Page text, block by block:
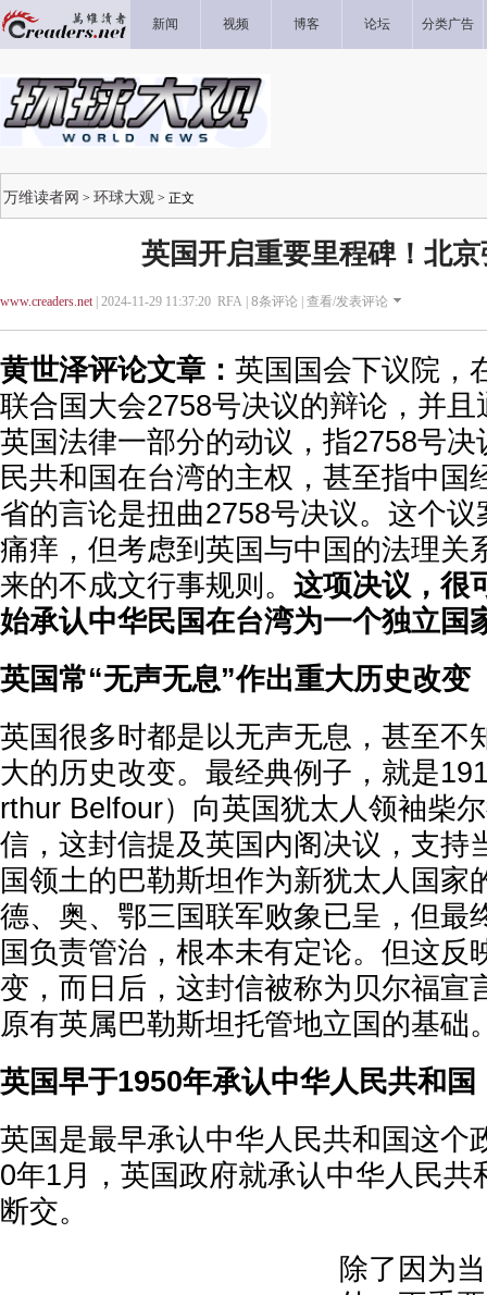
新闻 视频 博客 论坛 分类广告
万维读者网 > 环球大观 > 正文
英国开启重要里程碑！北
www.creaders.net| 2024-11-29 11:37:20 RFA | 8条评论 | 查看/发表评论
黄世泽评论文章： 英国国会下议院，
联合国大会2758号决议的辩论，并
英国法律一部分的动议，指2758号
民共和国在台湾的主权，甚至指中国
省的言论是扭曲2758号决议。这个
痛痒，但考虑到英国与中国的法理关
来的不成文行事规则。 这项决议，很
始承认中华民国在台湾为一个独立国
英国常“无声无息”作出重大历史改变
英国很多时都是以无声无息，甚至不
大的历史改变。最经典例子，就是
rthur Belfour）向英国犹太人领袖柴
信，这封信提及英国内阁决议，支持
国领土的巴勒斯坦作为新犹太人国家
德、奥、鄂三国联军败象已呈，但最
国负责管治，根本未有定论。但这反
变，而日后，这封信被称为贝尔福宣
原有英属巴勒斯坦托管地立国的基础
英国早于1950年承认中华人民共和
英国是最早承认中华人民共和国这个
0年1月，英国政府就承认中华人民共
断交。
除了因为